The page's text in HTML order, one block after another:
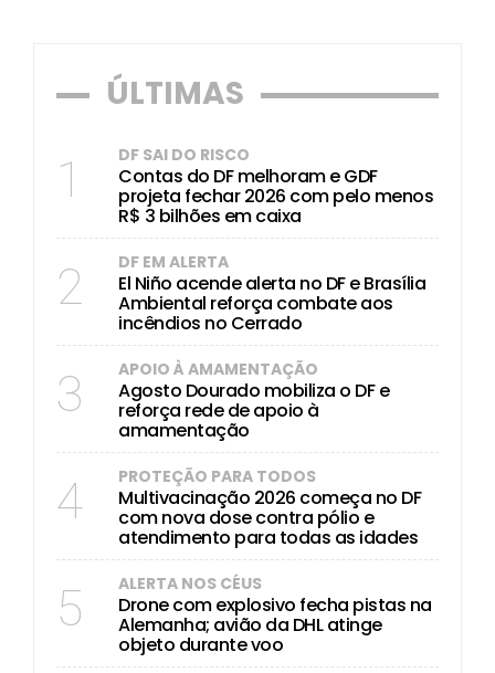
ÚLTIMAS
1 DF SAI DO RISCO
Contas do DF melhoram e GDF
projeta fechar 2026 com pelo menos
R$ 3 bilhões em caixa
2 DF EM ALERTA
El Niño acende alerta no DF e Brasília
Ambiental reforça combate aos
incêndios no Cerrado
3 APOIO À AMAMENTAÇÃO
Agosto Dourado mobiliza o DF e
reforça rede de apoio à
amamentação
4 PROTEÇÃO PARA TODOS
Multivacinação 2026 começa no DF
com nova dose contra pólio e
atendimento para todas as idades
5 ALERTA NOS CÉUS
Drone com explosivo fecha pistas na
Alemanha; avião da DHL atinge
objeto durante voo